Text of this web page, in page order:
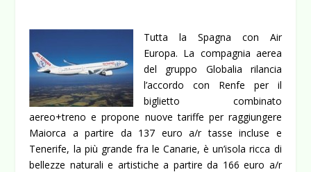
Tutta la Spagna con Air
Europa. La compagnia aerea
del gruppo Globalia rilancia
l’accordo con Renfe per il
biglietto combinato
aereo+treno e propone nuove tariffe per raggiungere
Maiorca a partire da 137 euro a/r tasse incluse e
Tenerife, la più grande fra le Canarie, è un’isola ricca di
bellezze naturali e artistiche a partire da 166 euro a/r